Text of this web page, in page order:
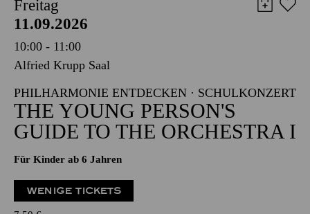
Freitag
11.09.2026
10:00 - 11:00
Alfried Krupp Saal
PHILHARMONIE ENTDECKEN · SCHULKONZERT
THE YOUNG PERSON'S
GUIDE TO THE ORCHESTRA I
Für Kinder ab 6 Jahren
WENIGE TICKETS